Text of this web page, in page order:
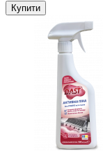
Купити